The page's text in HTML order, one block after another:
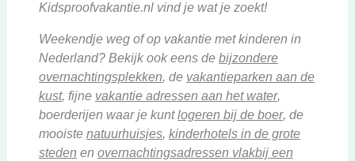
Kidsproofvakantie.nl vind je wat je zoekt!
Weekendje weg of op vakantie met kinderen in
Nederland? Bekijk ook eens de bijzondere
overnachtingsplekkenDeze link opent in een nieuwe tab
, de vakantieparken aan de
kustDeze link opent in een nieuwe tab
, fijne vakantie adressen aan het waterDeze link
,
boerderijen waar je kuntlogeren bij de boerDeze link
, de
mooiste natuurhuisjesDeze link opent in een nieuwe tab
, kinderhotels in de grote
stedenDeze link opent in een nieuwe tab
en overnachtingsadressen vlakbij een